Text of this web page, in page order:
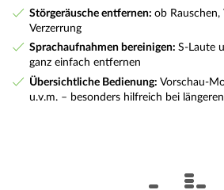
Störgeräusche entfernen: ob
Verzerrung
Sprachaufnahmen bereinigen: S-Laute
ganz einfach entfernen
Übersichtliche Bedienung: Vorschau-
u.v.m. – besonders hilfreich bei